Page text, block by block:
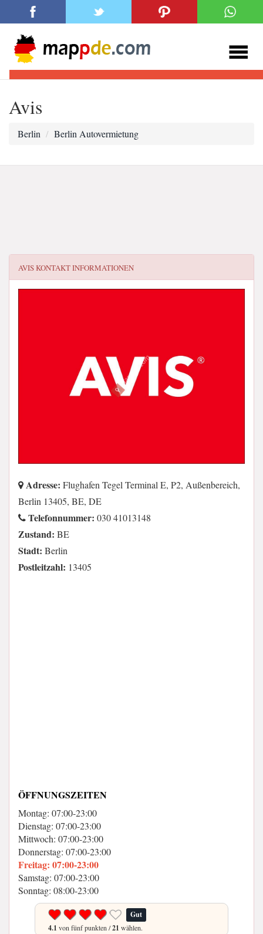
Avis
Berlin Berlin Autovermietung
AVISKONTAKT INFORMATIONEN
Adresse: Flughafen Tegel Terminal E, P2, Außenbereich,
Berlin 13405, BE, DE
Telefonnummer: 030 41013148
Zustand: BE
Stadt: Berlin
Postleitzahl: 13405
ÖFFNUNGSZEITEN
Montag: 07:00-23:00
Dienstag: 07:00-23:00
Mittwoch: 07:00-23:00
Donnerstag: 07:00-23:00
Freitag: 07:00-23:00
Samstag: 07:00-23:00
Sonntag: 08:00-23:00
Gut
4.1 von fünf punkten /21 wählen.